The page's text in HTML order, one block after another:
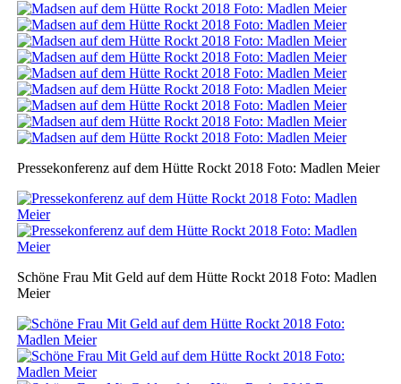
Pressekonferenz auf dem Hütte Rockt 2018 Foto: Madlen Meier
Schöne Frau Mit Geld auf dem Hütte Rockt 2018 Foto: Madlen
Meier